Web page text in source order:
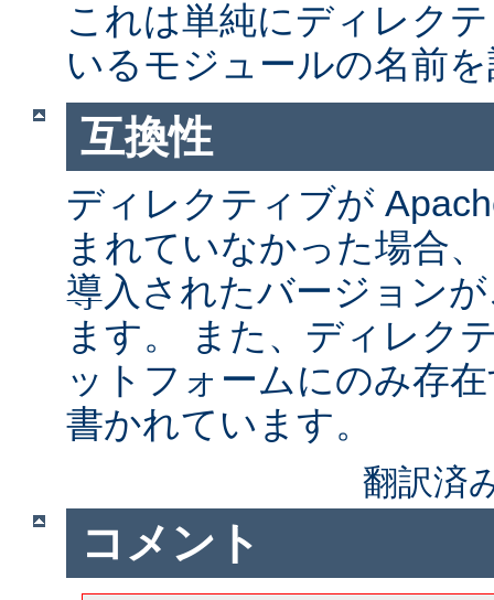
これは単純にディレク
いるモジュールの名前
互換性
ディレクティブが
まれていなかった場合
導入されたバージョン
ます。 また、ディレク
ットフォームにのみ存
書かれています。
翻訳済
コメント